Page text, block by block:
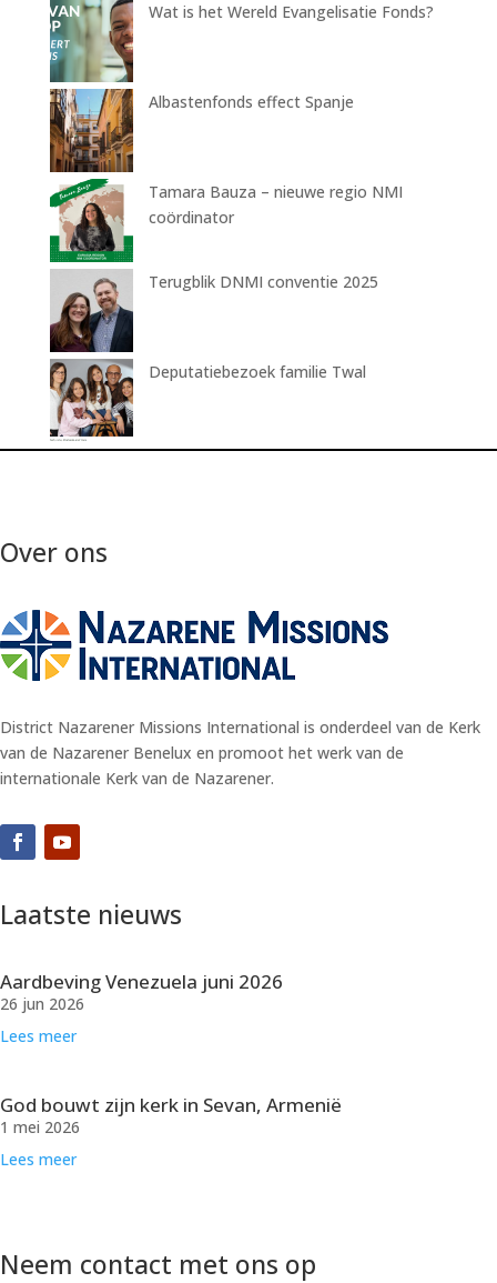
Wat is het Wereld Evangelisatie Fonds?
Albastenfonds effect Spanje
Tamara Bauza – nieuwe regio NMI
coördinator
Terugblik DNMI conventie 2025
Deputatiebezoek familie Twal
Over ons
District Nazarener Missions International is onderdeel van de Kerk
van de Nazarener Benelux en promoot het werk van de
internationale Kerk van de Nazarener.
Laatste nieuws
Aardbeving Venezuela juni 2026
26 jun 2026
Lees meer
God bouwt zijn kerk in Sevan, Armenië
1 mei 2026
Lees meer
Neem contact met ons op